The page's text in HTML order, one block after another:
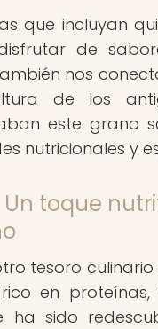
que incluyan
de
nos
de los
este grano
nutricionales y
toque
tesoro culinario
en proteínas,
ha sido